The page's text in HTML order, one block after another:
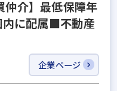
仲介】最低保障年
内に配属■不動産
企業ページ